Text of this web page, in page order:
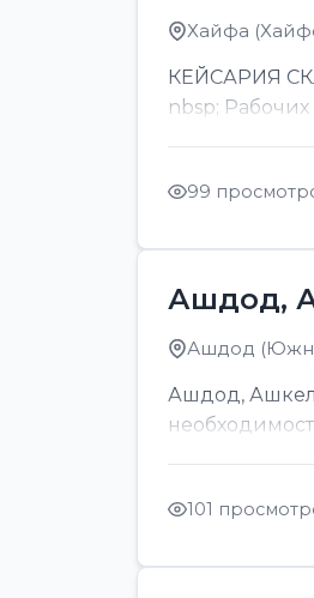
Хайфа
КЕЙСАРИЯ
nbsp;
99
Ашдод,
Ашдод
Ашдод,
101